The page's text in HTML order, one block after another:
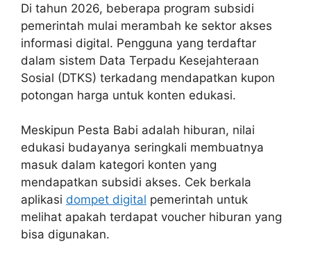
Di tahun 2026, beberapa program subsidi
pemerintah mulai merambah ke sektor akses
informasi digital. Pengguna yang terdaftar
dalam sistem Data Terpadu Kesejahteraan
Sosial (DTKS) terkadang mendapatkan kupon
potongan harga untuk konten edukasi.
Meskipun Pesta Babi adalah hiburan, nilai
edukasi budayanya seringkali membuatnya
masuk dalam kategori konten yang
mendapatkan subsidi akses. Cek berkala
aplikasi dompet digital pemerintah untuk
melihat apakah terdapat voucher hiburan yang
bisa digunakan.